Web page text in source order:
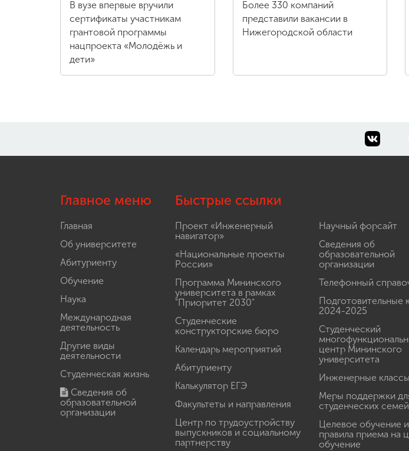
В вузе впервые вручили
сертификаты участникам
грантовой программы
нацпроекта «Молодёжь и
дети»
Более 330 компаний
представили вакансии в
Нижегородской области
Главное меню
Главная
Об университете
Абитуриенту
Обучение
Наука
Международная
деятельность
Другие виды
деятельности
Студенческая жизнь
Сведения об
образовательной
организации
Быстрые ссылки
Проект «Инженерный
навигатор»
«Национальные проекты
России»
Программа Мининского
университета в рамках
"Приоритет 2030"
Студенческие
конструкторские бюро
Календарь мероприятий
Абитуриенту
Калькулятор ЕГЭ
Факультеты и направления
Центр по трудоустройству
выпускников и социальному
партнерству
Научный форсайт
Сведения об
образовательной
организации
Телефонный
Подготовительные
2024-2025
Студенческий
центр Мининского
университета
Инженерные классы
Меры поддержки
студенческих семей
Целевое обучение и
правила приема на
обучение